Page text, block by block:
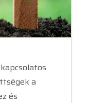
a
és